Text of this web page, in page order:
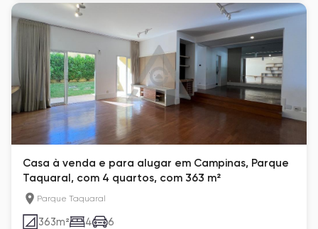
Casa à venda e para alugar em Campinas, Parque
Taquaral, com 4 quartos, com 363 m²
Parque Taquaral
363m² 4 6